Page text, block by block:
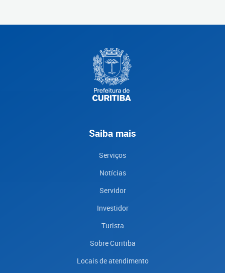
Saiba mais
Serviços
Notícias
Servidor
Investidor
Turista
Sobre Curitiba
Locais de atendimento